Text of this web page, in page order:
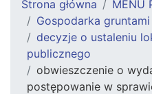
Strona główna
MENU
Gospodarka
decyzje o ustaleniu
publicznego
obwieszczenie o
postępowanie w